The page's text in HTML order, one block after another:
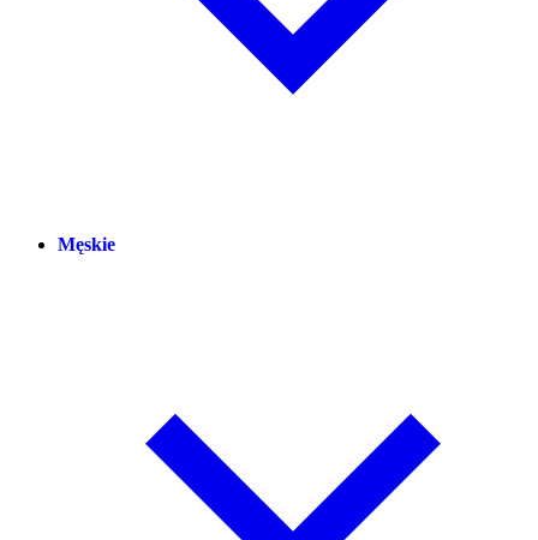
Męskie